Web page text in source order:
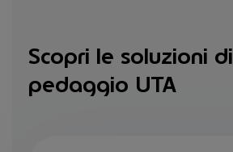
Scopri le soluzioni di
pedaggio UTA